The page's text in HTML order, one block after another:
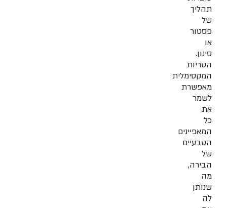
תהליך
של
פסטור
או
סינון.
הטריות
המקסימלית
מאפשרת
לשמר
את
כל
המאפיינים
הטבעיים
של
הבירה,
מה
שנותן
לה